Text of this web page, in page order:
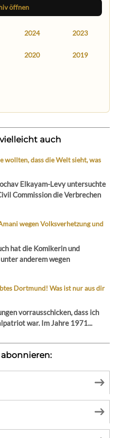
öffnen
2024 2023
2020 2019
auch
wollten, dass die Welt sieht, was
Elkayam-Levy untersuchte
Commission die Verbrechen
wegen Volksverhetzung und
hat die Komikerin und
anderem wegen
Dortmund! Was ist nur aus dir
vorrausschicken, dass ich
war. Im Jahre 1971...